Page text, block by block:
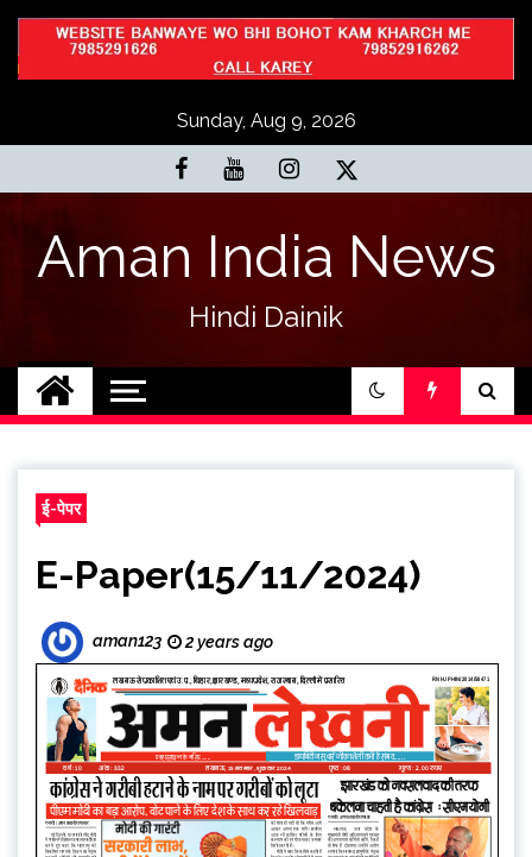
Skip
content
Sunday, Aug 9, 2026
Aman India News
Hindi Dainik
ई-पेपर
E-Paper(15/11/2024)
aman123 2 years ago